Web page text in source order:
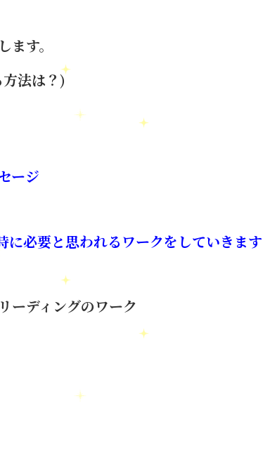
す。
法は？)
ージ
必要と思われるワークをしていきます
ーディングのワーク